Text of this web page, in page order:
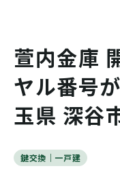
萱内金庫
ヤル番号
玉県 深谷
鍵交換｜一戸建